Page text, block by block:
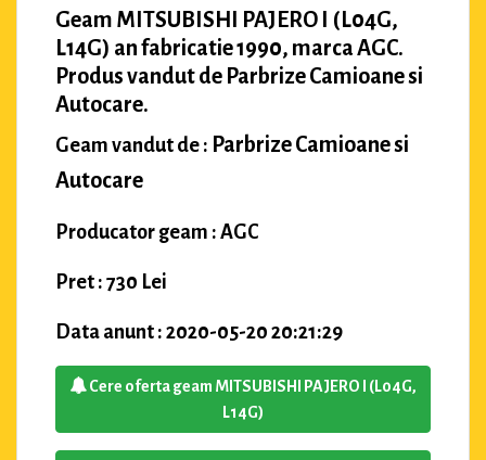
Geam MITSUBISHI PAJERO I (L04G,
L14G) an fabricatie 1990, marca AGC.
Produs vandut de Parbrize Camioane si
Autocare.
Geam vandut de : Parbrize Camioane si
Autocare
Producator geam : AGC
Pret : 730 Lei
Data anunt : 2020-05-20 20:21:29
Cere oferta geam MITSUBISHI PAJERO I (L04G,
L14G)